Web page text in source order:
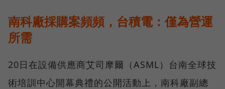
南科廠採購案頻頻，台積電：僅為營運
所需
20日在設備供應商艾司摩爾（ASML）台南全球技
術培訓中心開幕典禮的公開活動上，南科廠副總